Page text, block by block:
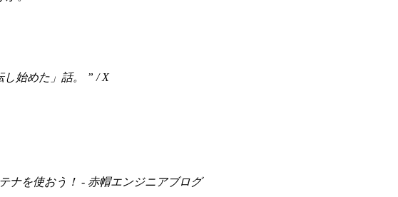
し始めた」話。 ” / X
ナを使おう！ - 赤帽エンジニアブログ